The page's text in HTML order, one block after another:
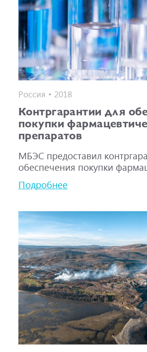
Россия • 2018
Контргарантии для
покупки
препаратов
МБЭС предоставил
обеспечения покупки
Подробнее